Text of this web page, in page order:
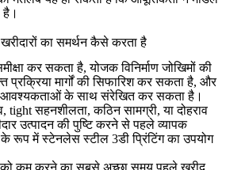
है।
का समर्थन कैसे करता है
कर सकता है, योजक विनिर्माण जोखिमों की
मार्गों की सिफारिश कर सकता है, और
आवश्यकताओं के साथ संरेखित कर सकता है।
tight सहनशीलता, कठिन सामग्री, या दोहराव
उत्पादन की पुष्टि करने से पहले व्यापक
के रूप मेंस्टेनलेस स्टील 3डी प्रिंटिंगका उपयोग